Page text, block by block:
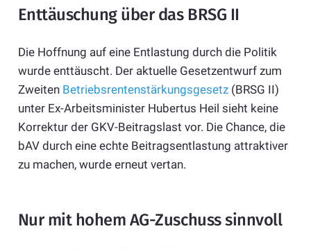
Enttäuschung über das BRSG II
Die Hoffnung auf eine Entlastung durch die Politik
wurde enttäuscht. Der aktuelle Gesetzentwurf zum
Zweiten Betriebsrentenstärkungsgesetz(BRSG II)
unter Ex-Arbeitsminister Hubertus Heil sieht keine
Korrektur der GKV-Beitragslast vor. Die Chance, die
bAV durch eine echte Beitragsentlastung attraktiver
zu machen, wurde erneut vertan.
Nur mit hohem AG-Zuschuss sinnvoll